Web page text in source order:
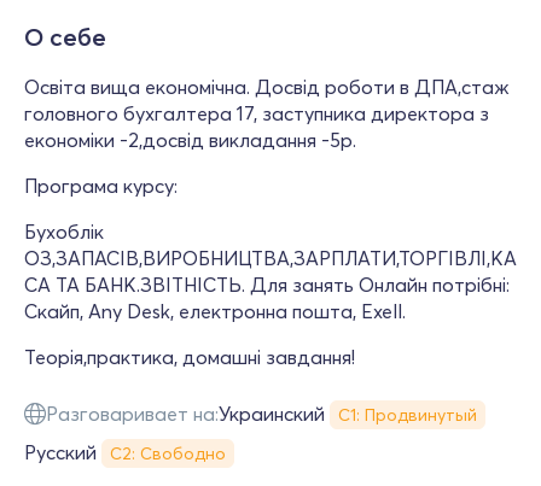
О себе
Освіта вища економічна. Досвід роботи в ДПА,стаж
головного бухгалтера 17, заступника директора з
економіки -2,досвід викладання -5р.
Програма курсу:
Бухоблік
ОЗ,ЗАПАСІВ,ВИРОБНИЦТВА,ЗАРПЛАТИ,ТОРГІВЛІ,КА
СА ТА БАНК.ЗВІТНІСТЬ. Для занять Онлайн потрібні:
Скайп, Any Desk, електронна пошта, Exell.
Теорія,практика, домашні завдання!
Разговаривает на:Украинский С1: Продвинутый
Русский С2: Свободно